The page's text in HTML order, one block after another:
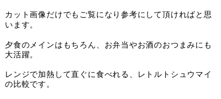
カット画像だけでもご覧になり参考にして頂ければと思
います。
夕食のメインはもちろん、お弁当やお酒のおつまみにも
大活躍。
レンジで加熱して直ぐに食べれる、レトルトシュウマイ
の比較です。